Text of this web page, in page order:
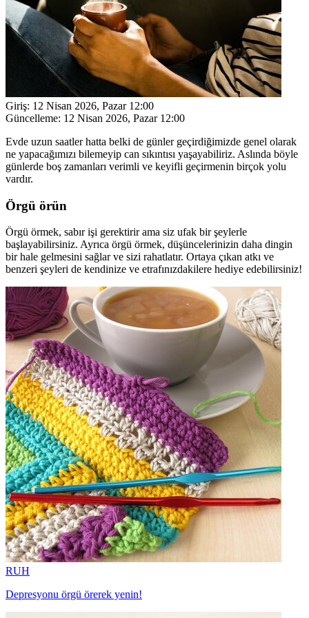
Giriş: 12 Nisan 2026, Pazar 12:00
Güncelleme: 12 Nisan 2026, Pazar 12:00
Evde uzun saatler hatta belki de günler geçirdiğimizde genel olarak
ne yapacağımızı bilemeyip can sıkıntısı yaşayabiliriz. Aslında böyle
günlerde boş zamanları verimli ve keyifli geçirmenin birçok yolu
vardır.
Örgü örün
Örgü örmek, sabır işi gerektirir ama siz ufak bir şeylerle
başlayabilirsiniz. Ayrıca örgü örmek, düşüncelerinizin daha dingin
bir hale gelmesini sağlar ve sizi rahatlatır. Ortaya çıkan atkı ve
benzeri şeyleri de kendinize ve etrafınızdakilere hediye edebilirsiniz!
RUH
Depresyonu örgü örerek yenin!